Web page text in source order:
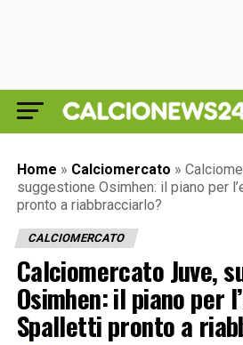
Home » Calciomercato »
suggestione Osimhen: il piano per
pronto a riabbracciarlo?
CALCIOMERCATO
Calciomercato Juve,
Osimhen: il piano per
Spalletti pronto a